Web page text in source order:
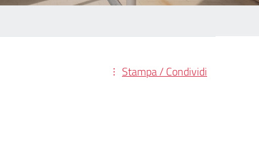
Stampa / Condividi